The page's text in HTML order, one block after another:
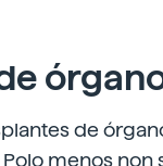
de
menos